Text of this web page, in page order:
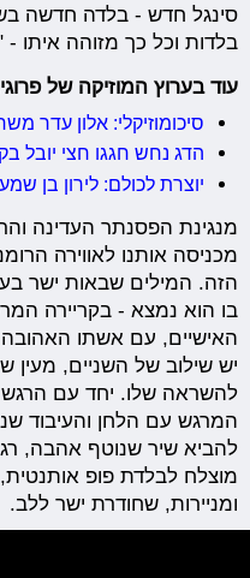
סינגל חדש - בלדה חדשה
בלדות וכל כך מזוהה איתו
עוד בערוץ המוזיקה של
סיכומוזיקלי: אלון עדר
הדג נחש חגגו חצי יובל
יוצרת לכולם: לירון בן
מנגינת הפסנתר העדינה
מכניסה אותנו לאווירה
הזה. המילים שבאות ישר
בו הוא נמצא - בקריירה
האישיים, עם אשתו האהובה
יש שילוב של השניים, מעין
להשראה שלו. יחד עם הרגש
המרגש עם הלחן והעיבוד
להביא שיר שנוטף אהבה,
מוצלח לבלדת פופ
ומניירות, שחודרת ישר ללב.